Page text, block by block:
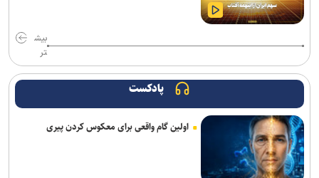
بازگشت به معماری سنتی، احیای منطق طراحی است
اولین سیستم‌عاملی که روی کامپیوترهای خانگی نصب شد، بیشتر
بشناسید
«مهرکام» دومین برنامه جامع مهر بنیاد ملی علم ایران آغاز به کار کرد
شرکت EVgo نصب سوپرشارژرهای نسل چهارم تسلا را در آمریکا آغاز
می‌کند
بیش
تر
پادکست
اولین گام واقعی برای معکوس کردن پیری